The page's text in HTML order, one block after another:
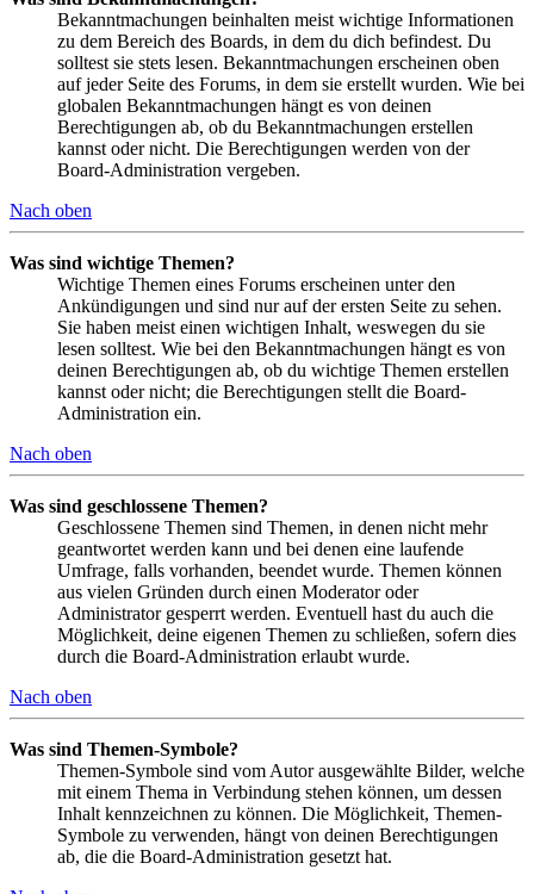
Bekanntmachungen beinhalten meist wichtige Informationen
zu dem Bereich des Boards, in dem du dich befindest. Du
solltest sie stets lesen. Bekanntmachungen erscheinen oben
auf jeder Seite des Forums, in dem sie erstellt wurden. Wie bei
globalen Bekanntmachungen hängt es von deinen
Berechtigungen ab, ob du Bekanntmachungen erstellen
kannst oder nicht. Die Berechtigungen werden von der
Board-Administration vergeben.
Nach oben
Was sind wichtige Themen?
Wichtige Themen eines Forums erscheinen unter den
Ankündigungen und sind nur auf der ersten Seite zu sehen.
Sie haben meist einen wichtigen Inhalt, weswegen du sie
lesen solltest. Wie bei den Bekanntmachungen hängt es von
deinen Berechtigungen ab, ob du wichtige Themen erstellen
kannst oder nicht; die Berechtigungen stellt die Board-
Administration ein.
Nach oben
Was sind geschlossene Themen?
Geschlossene Themen sind Themen, in denen nicht mehr
geantwortet werden kann und bei denen eine laufende
Umfrage, falls vorhanden, beendet wurde. Themen können
aus vielen Gründen durch einen Moderator oder
Administrator gesperrt werden. Eventuell hast du auch die
Möglichkeit, deine eigenen Themen zu schließen, sofern dies
durch die Board-Administration erlaubt wurde.
Nach oben
Was sind Themen-Symbole?
Themen-Symbole sind vom Autor ausgewählte Bilder, welche
mit einem Thema in Verbindung stehen können, um dessen
Inhalt kennzeichnen zu können. Die Möglichkeit, Themen-
Symbole zu verwenden, hängt von deinen Berechtigungen
ab, die die Board-Administration gesetzt hat.